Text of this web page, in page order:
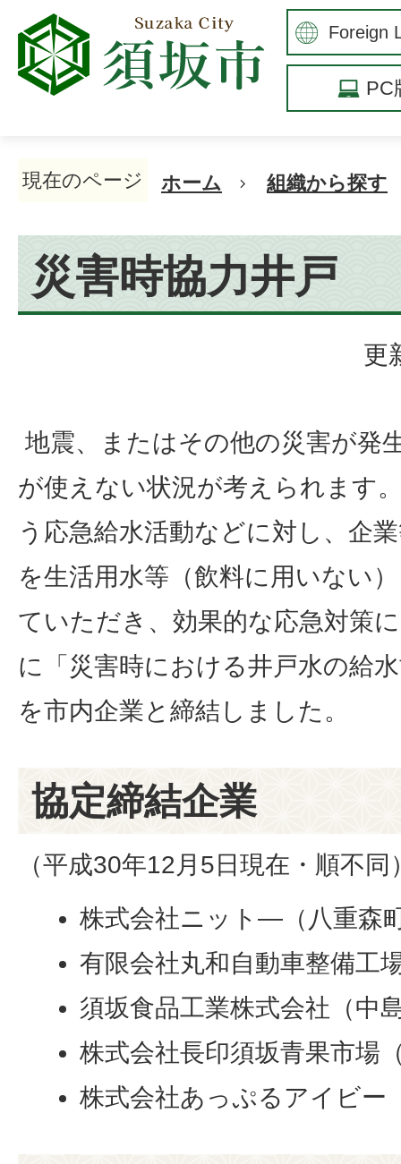
PC
現在のページ ホーム 組織から探す
災害時協力井戸
更
地震、またはその他の災害が発
が使えない状況が考えられます
う応急給水活動などに対し、企
を生活用水等（飲料に用いない
ていただき、効果的な応急対策
に「災害時における井戸水の給
を市内企業と締結しました。
協定締結企業
（平成30年12月5日現在・順不同
株式会社ニット―（八重森
有限会社丸和自動車整備工
須坂食品工業株式会社（中
株式会社長印須坂青果市場
株式会社あっぷるアイビー